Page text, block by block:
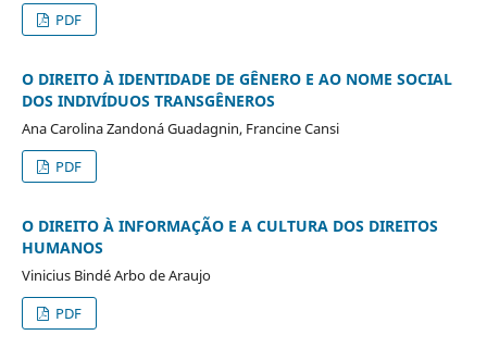
PDF
O DIREITO À IDENTIDADE DE GÊNERO E AO NOME SOCIAL
DOS INDIVÍDUOS TRANSGÊNEROS
Ana Carolina Zandoná Guadagnin, Francine Cansi
PDF
O DIREITO À INFORMAÇÃO E A CULTURA DOS DIREITOS
HUMANOS
Vinicius Bindé Arbo de Araujo
PDF